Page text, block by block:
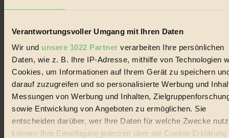
Verantwortungsvoller Umgang mit Ihren Daten
Wir und unsere 1022 Partner verarbeiten Ihre persönlichen
Daten, wie z. B. Ihre IP-Adresse, mithilfe von Technologien
Cookies, um Informationen auf Ihrem Gerät zu speichern
darauf zuzugreifen und so personalisierte Werbung und
Messungen von Werbung und Inhalten,
sowie Entwicklung von Angeboten zu ermöglichen. Sie
entscheiden darüber, wer Ihre Daten für welche Zwecke
können Ihre Einwilligung jederzeit über die Cookie-Erklärung
Jetzt eintragen:
© 2026 Biorama GmbH
Impressum & Disclaimer
Datenschutz